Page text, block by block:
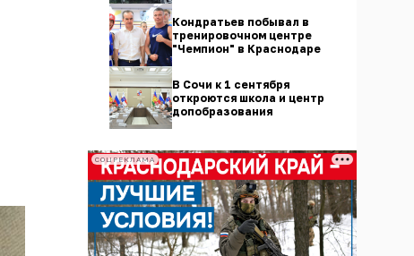
Кондратьев побывал в
тренировочном центре
"Чемпион" в Краснодаре
В Сочи к 1 сентября
откроются школа и центр
допобразования
СОЦРЕКЛАМА